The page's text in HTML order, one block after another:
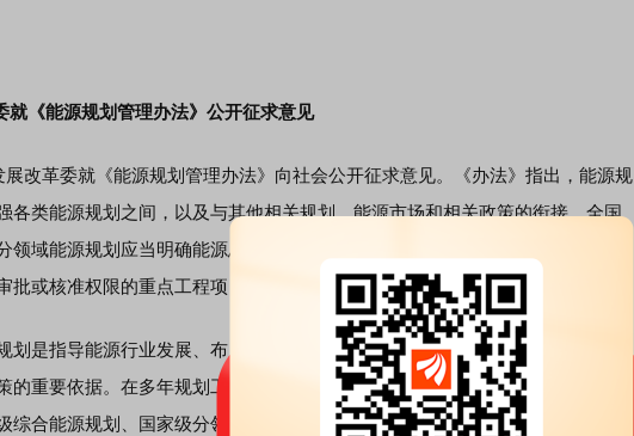
就《能源规划管理办法》公开征求意见
革委就《能源规划管理办法》向社会公开征求意见。《办法》指出，能源规
各类能源规划之间，以及与其他相关规划、能源市场和相关政策的衔接。全国
领域能源规划应当明确能源总量规模、能源结构和区域布局，根据需要列入属
批或核准权限的重点工程项目。
是指导能源行业发展、布局重大工程项目、合理配置公共资源、引导社会资
的重要依据。在多年规划工作实践基础上，我国出台了一系列能源规划管理政
综合能源规划、国家级分领域能源规划和区域能源规划、地方能源发展规划等